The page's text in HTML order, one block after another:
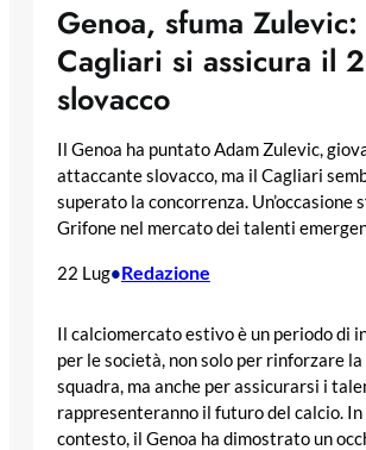
Genoa, sfuma
Cagliari si assicura il
slovacco
Il Genoa ha puntato Adam Zulevic,
attaccante slovacco, ma il Cagliari
superato la concorrenza. Un’occasione
Grifone nel mercato dei talenti
22 Lug•Redazione
Il calciomercato estivo è un periodo di
per le società, non solo per rinforzare la
squadra, ma anche per assicurarsi i
rappresenteranno il futuro del calcio.
contesto, il Genoa ha dimostrato un